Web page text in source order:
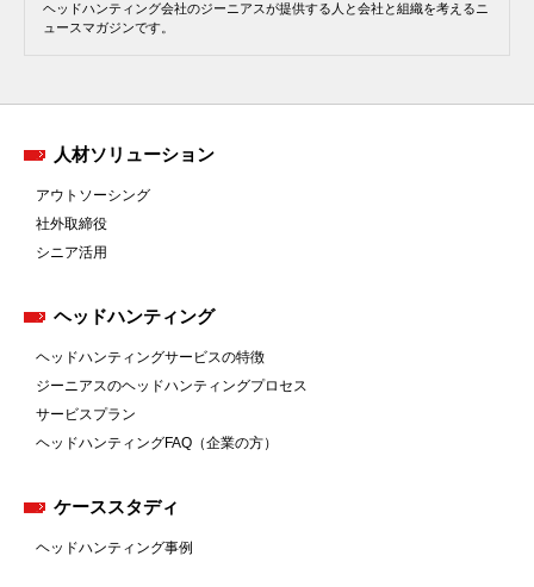
ヘッドハンティング会社のジーニアスが提供する人と会社と組織を考えるニ
ュースマガジンです。
人材ソリューション
アウトソーシング
社外取締役
シニア活用
ヘッドハンティング
ヘッドハンティングサービスの特徴
ジーニアスのヘッドハンティングプロセス
サービスプラン
ヘッドハンティングFAQ（企業の方）
ケーススタディ
ヘッドハンティング事例